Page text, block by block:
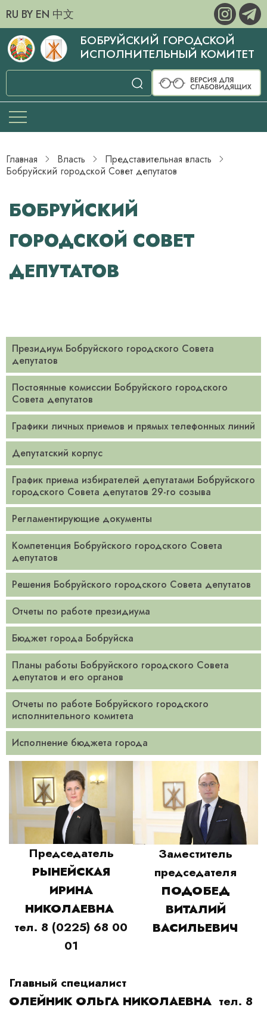
RU BY EN 中文
БОБРУЙСКИЙ ГОРОДСКОЙ
ИСПОЛНИТЕЛЬНЫЙ КОМИТЕТ
Главная Власть
Представительная власть
Бо­бруйский городской Совет депутатов
БО­БРУЙСКИЙ
ГОРОДСКОЙ СОВЕТ
ДЕПУТАТОВ
Президиум Бобруйского городского Совета
депутатов
Постоянные комиссии Бобруйского городского
Совета депутатов
Графики личных приемов и прямых телефонных линий
Депутатский корпус
График приема избирателей депутатами Бобруйского
городского Совета депутатов 29-го созыва
­Регламентирующие документы
Компетенция Бобруйского городского Совета
депутатов
­­Решения Бобруйского городского Совета депутатов
Отчеты по работе президиума­
Бюджет города Бобруйска
Планы работы Бобруйского городского Совета
депутатов и его органов
­Отчеты по работе Бобруйского городского
исполнительного комитета­
­Исполнение бюджета города
Председатель
РЫНЕЙСКАЯ
ИРИНА
НИКОЛАЕВНА
тел. 8 (0225) 68 00
01
Заместитель
председателя
ПОДОБЕД
ВИТАЛИЙ
ВАСИЛЬЕВИЧ
Главный специалист
ОЛЕЙНИК ОЛЬГА НИКОЛАЕВНА ­ тел. 8